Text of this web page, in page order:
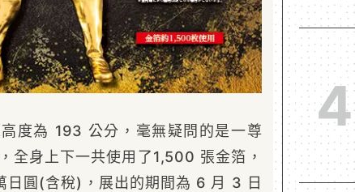
度為 193 公分，毫無疑問的是一尊
全身上下一共使用了1,500 張金箔，
圓(含稅)，展出的期間為 6 月 3 日
4